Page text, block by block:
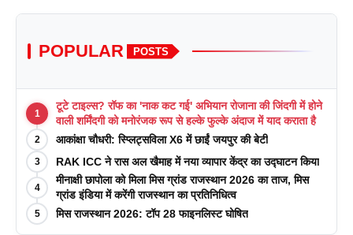
POPULAR POSTS
1
टूटे टाइल्स? रॉफ का 'नाक कट गई' अभियान रोजाना की जिंदगी में होने
वाली शर्मिंदगी को मनोरंजक रूप से हल्के फुल्के अंदाज में याद कराता है
2 आकांक्षा चौधरी: स्प्लिट्सविला X6 में छाईं जयपुर की बेटी
3 RAK ICC ने रास अल खैमाह में नया व्यापार केंद्र का उद्घाटन किया
4
मीनाक्षी छापोला को मिला मिस ग्रांड राजस्थान 2026 का ताज, मिस
ग्रांड इंडिया में करेंगी राजस्थान का प्रतिनिधित्व
5 मिस राजस्थान 2026: टॉप 28 फाइनलिस्ट घोषित